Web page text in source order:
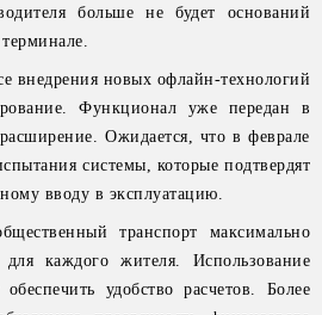
больше не будет оснований
внедрения новых офлайн-технологий
Функционал уже передан в
Ожидается, что в феврале
системы, которые подтвердят
вводу в эксплуатацию.
транспорт максимально
каждого жителя. Использование
удобство расчетов. Более